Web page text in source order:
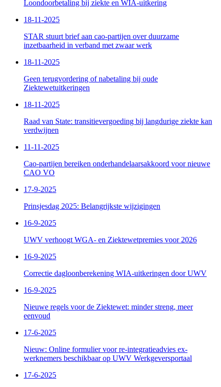
Loondoorbetaling bij ziekte en WIA-uitkering
18-11-2025
STAR stuurt brief aan cao-partijen over duurzame
inzetbaarheid in verband met zwaar werk
18-11-2025
Geen terugvordering of nabetaling bij oude
Ziektewetuitkeringen
18-11-2025
Raad van State: transitievergoeding bij langdurige ziekte kan
verdwijnen
11-11-2025
Cao-partijen bereiken onderhandelaarsakkoord voor nieuwe
CAO VO
17-9-2025
Prinsjesdag 2025: Belangrijkste wijzigingen
16-9-2025
UWV verhoogt WGA- en Ziektewetpremies voor 2026
16-9-2025
Correctie dagloonberekening WIA-uitkeringen door UWV
16-9-2025
Nieuwe regels voor de Ziektewet: minder streng, meer
eenvoud
17-6-2025
Nieuw: Online formulier voor re-integratieadvies ex-
werknemers beschikbaar op UWV Werkgeversportaal
17-6-2025